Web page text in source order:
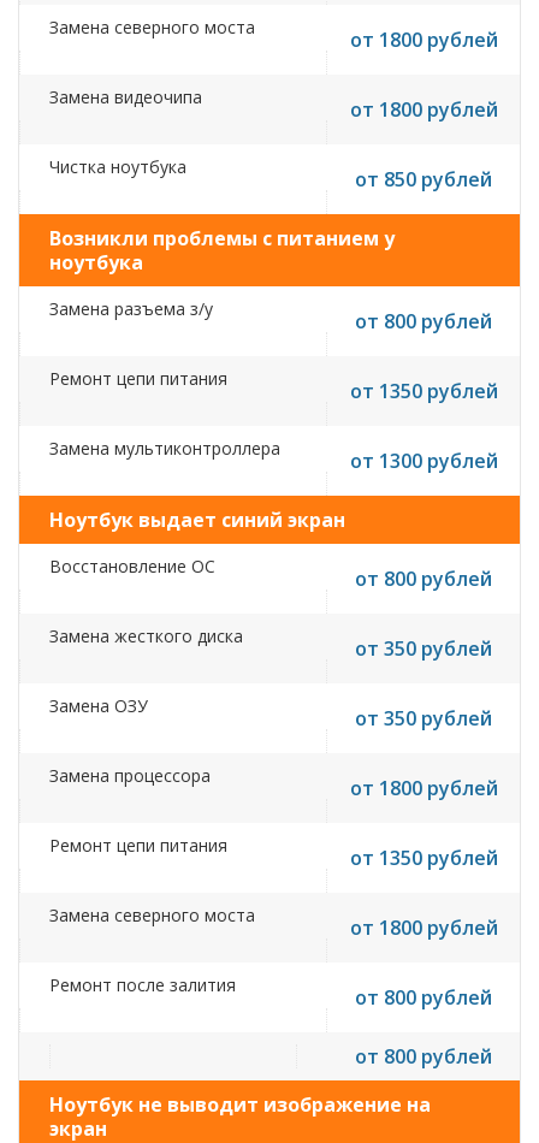
Замена северного моста от 1800 рублей
Замена видеочипа от 1800 рублей
Чистка ноутбука от 850 рублей
Возникли проблемы с питанием у
ноутбука
Замена разъема з/у от 800 рублей
Ремонт цепи питания от 1350 рублей
Замена мультиконтроллера от 1300 рублей
Ноутбук выдает синий экран
Восстановление ОС от 800 рублей
Замена жесткого диска от 350 рублей
Замена ОЗУ от 350 рублей
Замена процессора от 1800 рублей
Ремонт цепи питания от 1350 рублей
Замена северного моста от 1800 рублей
Ремонт после залития от 800 рублей
от 800 рублей
Ноутбук не выводит изображение на
экран